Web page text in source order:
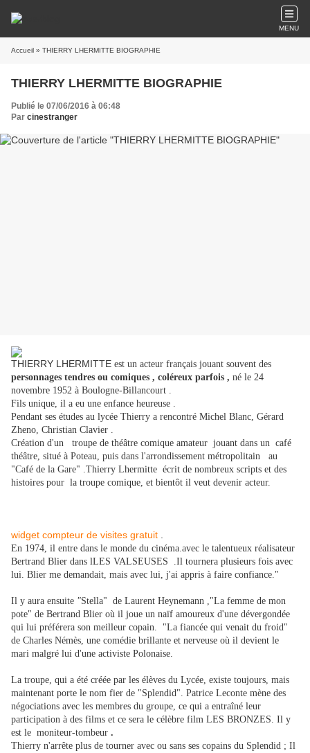
MENU
Accueil » THIERRY LHERMITTE BIOGRAPHIE
THIERRY LHERMITTE BIOGRAPHIE
Publié le 07/06/2016 à 06:48
Par cinestranger
THIERRY LHERMITTE est un acteur français jouant souvent des
personnages tendres ou comiques , coléreux parfois , né le 24
novembre 1952 à Boulogne-Billancourt .
Fils unique, il a eu une enfance heureuse .
Pendant ses études au lycée Thierry a rencontré Michel Blanc, Gérard
Zheno, Christian Clavier .
Création d'un troupe de théâtre comique amateur jouant dans un café
théâtre, situé à Poteau, puis dans l'arrondissement métropolitain au
"Café de la Gare" .Thierry Lhermitte écrit de nombreux scripts et des
histoires pour la troupe comique, et bientôt il veut devenir acteur.
widget compteur de visites gratuit
En 1974, il entre dans le monde du cinéma.avec le talentueux réalisateur
Bertrand Blier dans lLES VALSEUSES
.Il tournera plusieurs fois avec
lui. Blier me demandait, mais avec lui, j'ai appris à faire confiance."
Il y aura ensuite "Stella" de Laurent Heynemann ,"La femme de mon
pote" de Bertrand Blier où il joue un naïf amoureux d'une dévergon­dée
qui lui préférera son meilleur copain. "La fian­cée qui venait du froid"
de Charles Némès, une comédie brillante et ner­veuse où il devient le
mari malgré lui d'une activiste Polonaise.
La troupe, qui a été créée par les élèves du Lycée, existe toujours, mais
maintenant porte le nom fier de "Splendid". Patrice Leconte mène des
négociations avec les membres du groupe, ce qui a entraîné leur
participation à des films et ce sera le célèbre film LES BRONZES. Il y
est le moniteur-tombeur .
Thierry n'arrête plus de tourner avec ou sans ses copains du Splendid ; Il